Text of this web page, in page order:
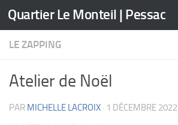
Skip to content
Quartier Le Monteil | Pessac
LE ZAPPING
Atelier de Noël
PAR MICHELLE LACROIX · 1 DÉCEMBRE 2022